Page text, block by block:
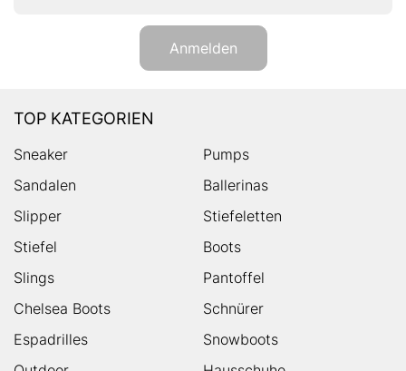
Anmelden
TOP KATEGORIEN
Sneaker
Pumps
Sandalen
Ballerinas
Slipper
Stiefeletten
Stiefel
Boots
Slings
Pantoffel
Chelsea Boots
Schnürer
Espadrilles
Snowboots